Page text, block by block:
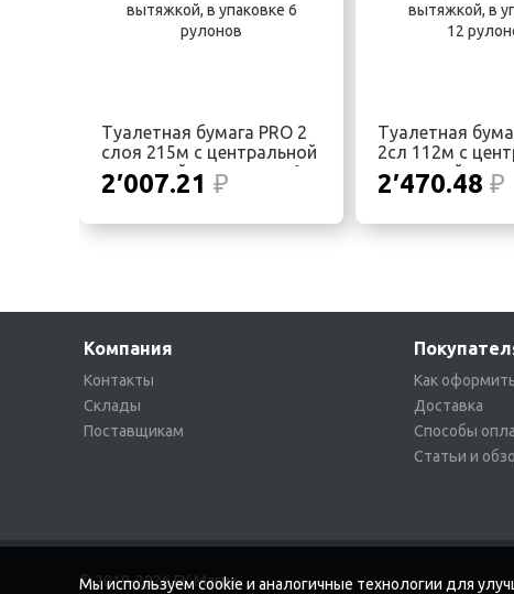
Туалетная бумага PRO 2
слоя 215м с центральной
вытяжкой, в упаковке 6
рулонов
2′007.21 ₽
Туалетная
2сл 112м с
вытяжкой, в
рулонов
2′470.48 ₽
Компания
Контакты
Склады
Поставщикам
Как
Доставка
Способы
Статьи и
© 2019-2026 ГК Магик
Мы используем cookie и аналогичные технологии для